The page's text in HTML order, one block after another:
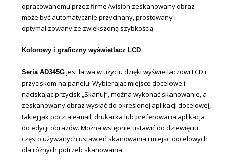
opracowanemu przez firmę Avision zeskanowany obraz
może być automatycznie przycinany, prostowany i
optymalizowany ze zwiększoną szybkością.
Kolorowy i graficzny wyświetlacz LCD
Seria AD345Gjest łatwa w użyciu dzięki wyświetlaczowi LCD i
przyciskom na panelu. Wybierając miejsce docelowe i
naciskając przycisk „Skanuj”, można wykonać skanowanie, a
zeskanowany obraz wysłać do określonej aplikacji docelowej,
takiej jak poczta e-mail, drukarka lub preferowana aplikacja
do edycji obrazów. Można wstępnie ustawić do dziewięciu
często używanych ustawień skanowania i miejsc docelowych
dla różnych potrzeb skanowania.